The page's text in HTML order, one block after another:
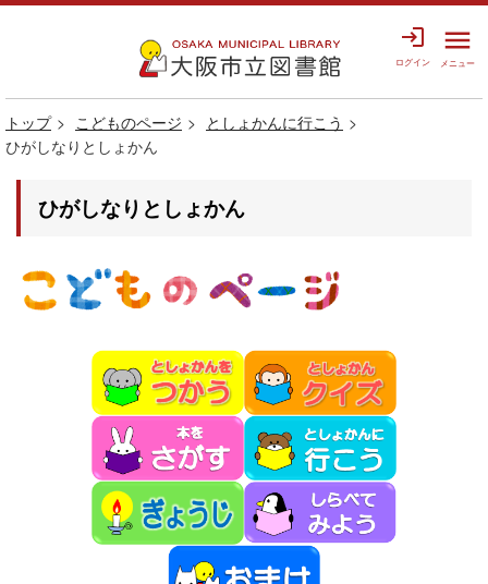
login
ログイン
menu
メニュー
トップ こどものページ
としょかんに行こう
ひがしなりとしょかん
ひがしなりとしょかん